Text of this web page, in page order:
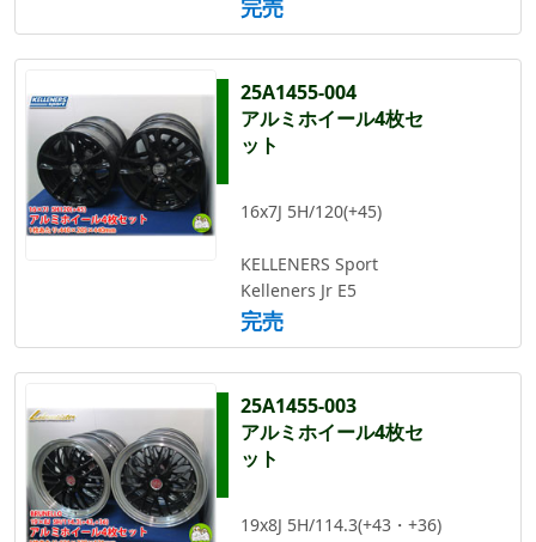
完売
25A1455-004
アルミホイール4枚セ
ット
16x7J 5H/120(+45)
KELLENERS Sport
Kelleners Jr E5
完売
25A1455-003
アルミホイール4枚セ
ット
19x8J 5H/114.3(+43・+36)